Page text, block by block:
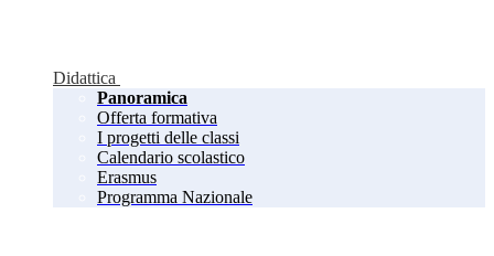
Didattica
Panoramica
Offerta formativa
I progetti delle classi
Calendario scolastico
Erasmus
Programma Nazionale